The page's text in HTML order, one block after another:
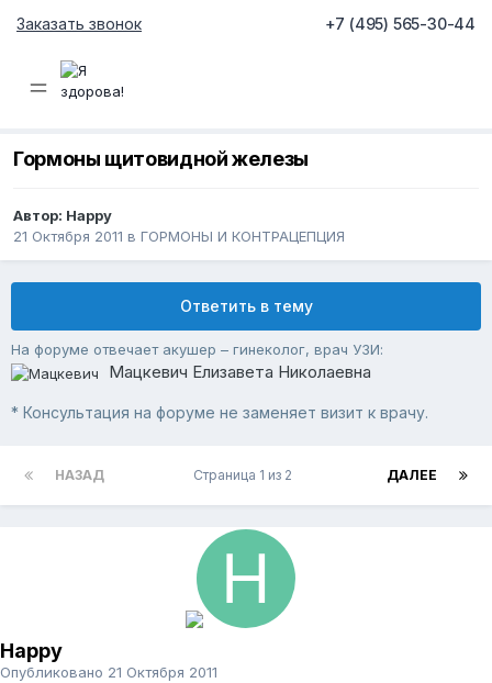
Заказать звонок +7 (495) 565-30-44
Гормоны щитовидной железы
Автор: Happy
21 Октября 2011 в ГОРМОНЫ И КОНТРАЦЕПЦИЯ
Ответить в тему
На форуме отвечает акушер – гинеколог, врач УЗИ:
Мацкевич Елизавета Николаевна
* Консультация на форуме не заменяет визит к врачу.
НАЗАД ДАЛЕЕ
Страница 1 из 2
Happy
Опубликовано 21 Октября 2011